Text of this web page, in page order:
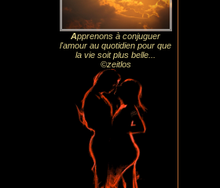
Apprenons à conjuguer
l'amour au quotidien pour que
la vie soit plus belle...
©zeitlos